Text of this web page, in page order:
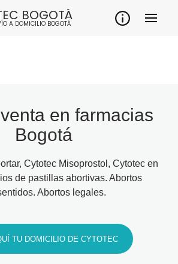
BOGOTÁ
A DOMICILIO BOGOTÁ
en farmacias
Bogotá
Cytotec Misoprostol, Cytotec en
de pastillas abortivas. Abortos
Abortos legales.
TU DOMICILIO DE CYTOTEC